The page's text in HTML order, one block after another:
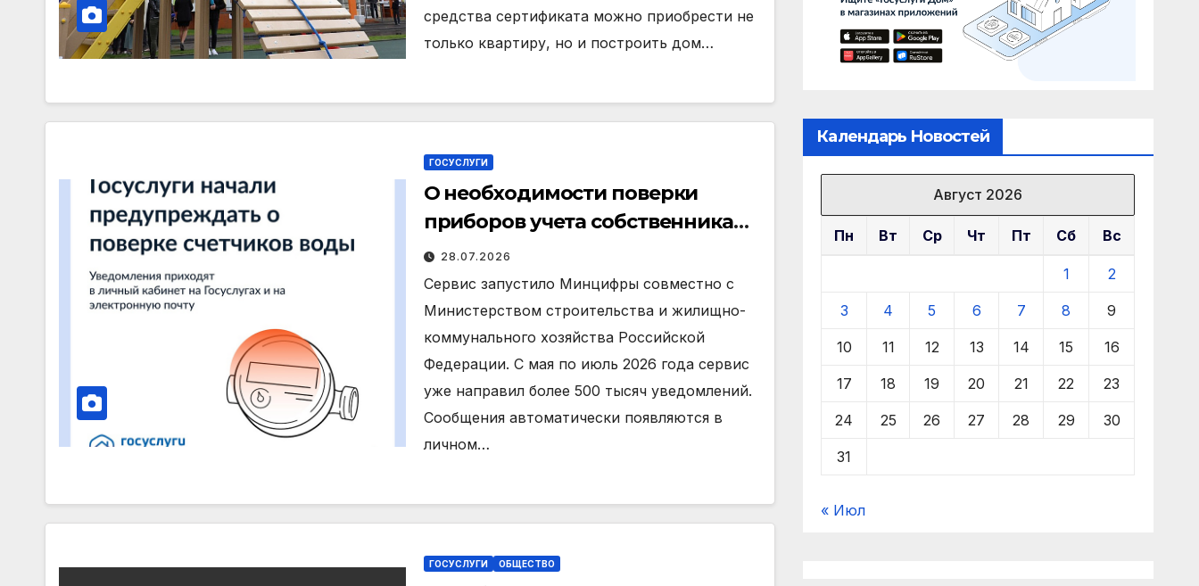
средства сертификата можно приобрести не
только квартиру, но и построить дом…
ГОСУСЛУГИ
О необходимости поверки
приборов учета собственникам
теперь будут напоминать
Госуслуги
28.07.2026
Сервис запустило Минцифры совместно с
Министерством строительства и жилищно-
коммунального хозяйства Российской
Федерации. С мая по июль 2026 года сервис
уже направил более 500 тысяч уведомлений.
Сообщения автоматически появляются в
личном…
ГОСУСЛУГИ ОБЩЕСТВО
Календарь Новостей
Август 2026
Пн Вт Ср Чт Пт Сб Вс
1 2
3 4 5 6 7 8 9
10 11 12 13 14 15 16
17 18 19 20 21 22 23
24 25 26 27 28 29 30
31
« Июл